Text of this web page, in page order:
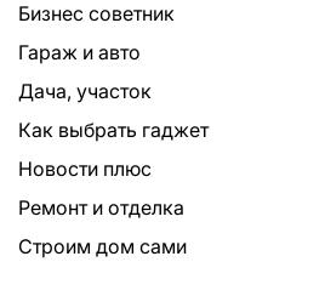
Бизнес советник
Гараж и авто
Дача, участок
Как выбрать гаджет
Новости плюс
Ремонт и отделка
Строим дом сами